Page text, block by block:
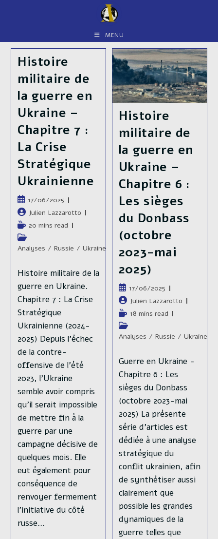
MENU
Histoire
militaire de
la guerre en
Ukraine –
Chapitre 7 :
La Crise
Stratégique
Ukrainienne
Publication
publiée :
17/06/2025
Auteur/autrice
de
la
publication :
Julien Lazzarotto
Temps
de
lecture :
20 mins read
Post
category:
Analyses / Russie / Ukraine
Histoire militaire de la
guerre en Ukraine.
Chapitre 7 : La Crise
Stratégique
Ukrainienne (2024-
2025) Depuis l’échec
de la contre-
offensive de l’été
2023, l’Ukraine
semble avoir compris
qu’il serait impossible
de mettre fin à la
guerre par une
campagne décisive de
quelques mois. Elle
eut également pour
conséquence de
renvoyer fermement
l’initiative du côté
russe…
Histoire
militaire de
la guerre en
Ukraine –
Chapitre 6 :
Les sièges
du Donbass
(octobre
2023-mai
2025)
Publication
publiée :
17/06/2025
Auteur/autrice
de
la
publication :
Julien Lazzarotto
Temps
de
lecture :
18 mins read
Post
category:
Analyses / Russie / Ukraine
Guerre en Ukraine -
Chapitre 6 : Les
sièges du Donbass
(octobre 2023-mai
2025) La présente
série d’articles est
dédiée à une analyse
stratégique du
conflit ukrainien, afin
de synthétiser aussi
clairement que
possible les grandes
dynamiques de la
guerre telles que